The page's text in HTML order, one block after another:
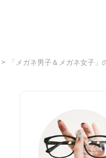
「メガネ男子＆メガネ女子」